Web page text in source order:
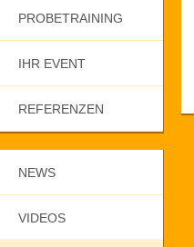
PROBETRAINING
IHR EVENT
REFERENZEN
NEWS
VIDEOS